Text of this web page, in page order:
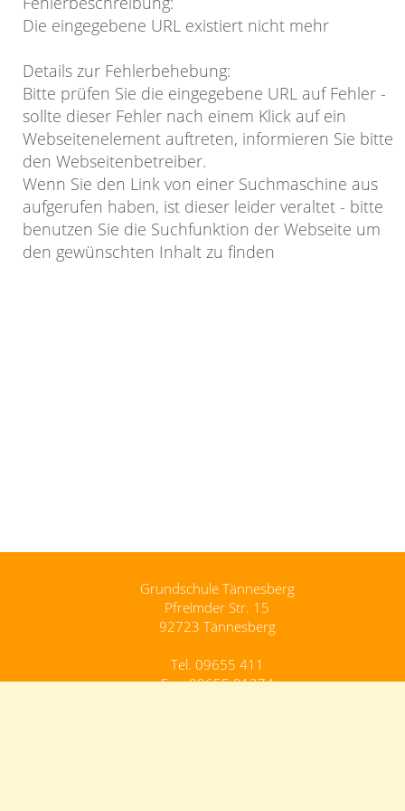
Die eingegebene URL existiert nicht mehr
Details zur Fehlerbehebung:
Bitte prüfen Sie die eingegebene URL auf Fehler -
sollte dieser Fehler nach einem Klick auf ein
Webseitenelement auftreten, informieren Sie bitte
den Webseitenbetreiber.
Wenn Sie den Link von einer Suchmaschine aus
aufgerufen haben, ist dieser leider veraltet - bitte
benutzen Sie die Suchfunktion der Webseite um
den gewünschten Inhalt zu finden
Grundschule Tännesberg
Pfreimder Str. 15
92723 Tännesberg
Tel. 09655 411
Fax. 09655 91274